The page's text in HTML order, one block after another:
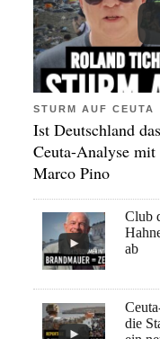
STURM AUF CEUTA
Ist Deutschland
Ceuta-Analyse
Marco Pino
Club
ab
die